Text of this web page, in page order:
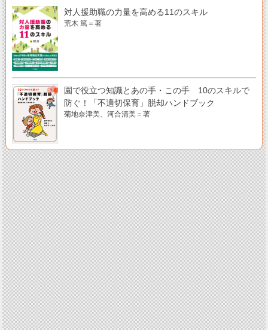
対人援助職の力量を高める11のスキル
荒木 篤＝著
園で役立つ知識とあの手・この手 10のスキルで
防ぐ！「不適切保育」脱却ハンドブック
菊地奈津美、河合清美＝著